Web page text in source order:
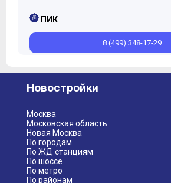
ПИК
8 (499) 348-17-29
Новостройки
Москва
Московская область
Новая Москва
По городам
По ЖД станциям
По шоссе
По метро
По районам